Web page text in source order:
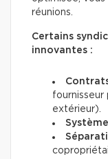
réunions.
Certains
innovantes :
fournisseur
extérieur).